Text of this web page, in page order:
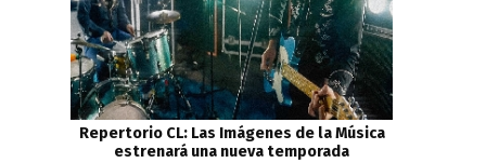
Repertorio CL: Las Imágenes de la Música
estrenará una nueva temporada